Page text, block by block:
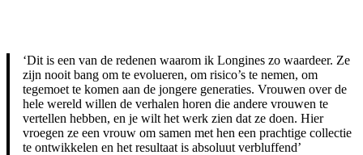
‘Dit is een van de redenen waarom ik Longines zo waardeer. Ze
zijn nooit bang om te evolueren, om risico’s te nemen, om
tegemoet te komen aan de jongere generaties. Vrouwen over de
hele wereld willen de verhalen horen die andere vrouwen te
vertellen hebben, en je wilt het werk zien dat ze doen. Hier
vroegen ze een vrouw om samen met hen een prachtige collectie
te ontwikkelen en het resultaat is absoluut verbluffend’